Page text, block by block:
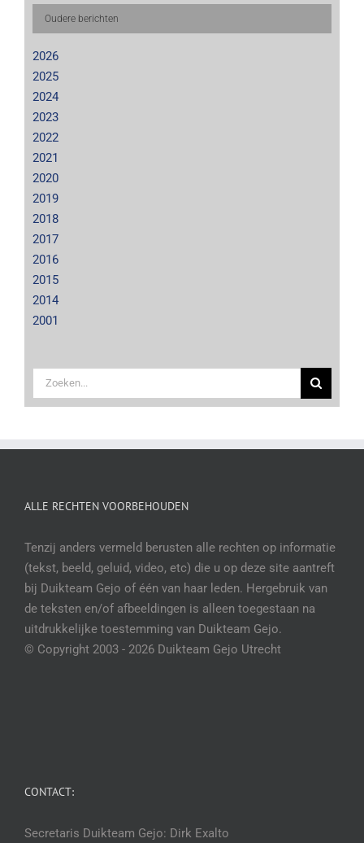
Oudere berichten
2026
2025
2024
2023
2022
2021
2020
2019
2018
2017
2016
2015
2014
2001
Zoeken
naar:
ALLE RECHTEN VOORBEHOUDEN
Tenzij anders vermeld berusten alle rechten op informatie
(tekst, beeld, geluid, video, etc) die u op deze site aantreft
bij Duikteam Gejo of één van haar leden. Hergebruik van
de teksten en/of afbeeldingen is alleen toegestaan na
uitdrukkelijke toestemming van Duikteam Gejo.
© Copyright 2003 - 2026 Duikteam Gejo Utrecht
CONTACT:
Secretaris Duikteam Gejo: Dirk Exalto